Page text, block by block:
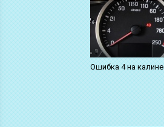
Ошибка 4 на калине